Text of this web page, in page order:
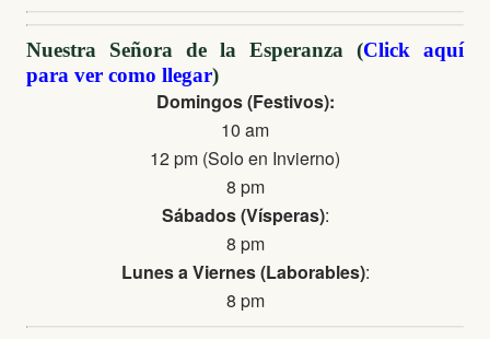
Nuestra Señora de la Esperanza (Click aquí
para ver como llegar)
Domingos (Festivos):
10 am
12 pm (Solo en Invierno)
8 pm
Sábados (Vísperas):
8 pm
Lunes a Viernes (Laborables):
8 pm